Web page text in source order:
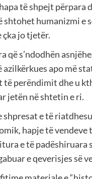
të shpejt
shtohet humanizmi
çka jo tjetër.
që s’ndodhën
azilkërkues apo më
perëndimit dhe u
jetën në shtetin e ri.
e të
hapje të vendeve
e të padëshiruara
e qeverisjes së